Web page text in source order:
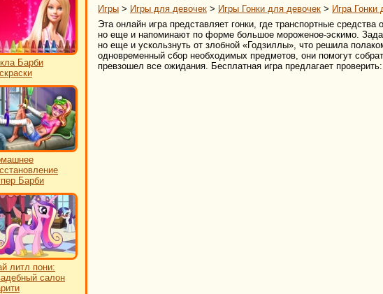
Барби
Барби
литл пони:
салон
Игры > Игры для девочек > Игры Гонки для девочек > Игра
Эта онлайн игра представляет гонки, где транспортные
но еще и напоминают по форме большое мороженое-эскимо.
но еще и ускользнуть от злобной «Годзиллы», что решила
одновременный сбор необходимых предметов, они помогут
превзошел все ожидания. Бесплатная игра предлагает